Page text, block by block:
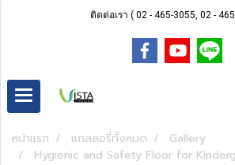
ติดต่อเรา ( 02 - 465-3055, 02 -
หน้าแรก แกลลอรี่ทั้งหมด
Gallery
Hygienic and Safety Floor for